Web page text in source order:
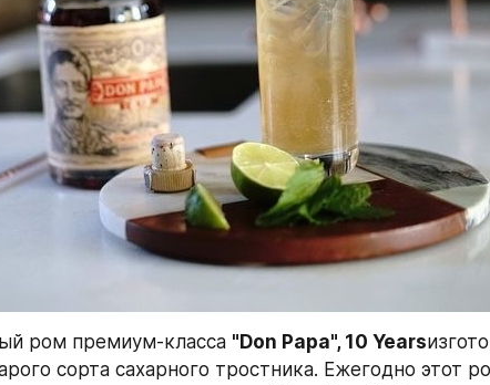
ром премиум-класса "Don Papa", 10 Years
сорта сахарного тростника. Ежегодно этот